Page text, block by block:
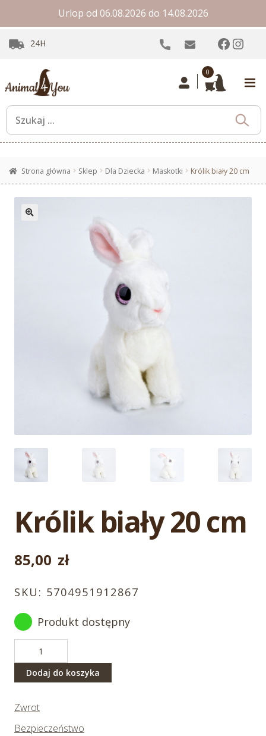
Urlop od 06.08.2026 do 14.08.2026
24H
0
Strona główna Sklep Dla Dziecka Maskotki Królik biały 20 cm
Królik biały 20 cm
85,00 zł
SKU: 5704951912867
Produkt dostępny
biały
20
Dodaj do koszyka
Zwrot
Bezpieczeństwo